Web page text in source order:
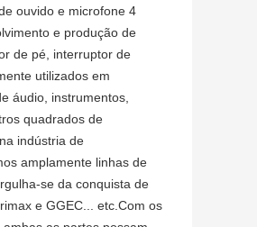
e produção de
de pé, interruptor de
utilizados em
áudio, instrumentos,
quadrados de
indústria de
amplamente linhas de
se da conquista de
e GGEC... etc.Com os